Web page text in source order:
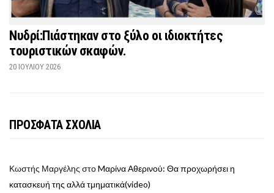
Νυδρί:Πιάστηκαν στο ξύλο οι ιδιοκτήτες
τουριστικών σκαφών.
20 ΙΟΥΛΊΟΥ 2026
ΠΡΟΣΦΑΤΑ ΣΧΟΛΙΑ
Κωστής Μαργέλης στοMαρίνα Αθερινού: Θα προχωρήσει η
κατασκευή της αλλά τμηματικά(video)